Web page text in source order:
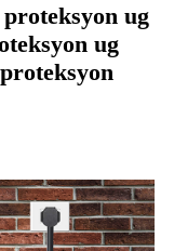
ug
ug